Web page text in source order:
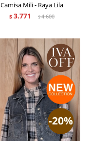
Camisa Mili - Raya Lila
$ 3.771 $4.600